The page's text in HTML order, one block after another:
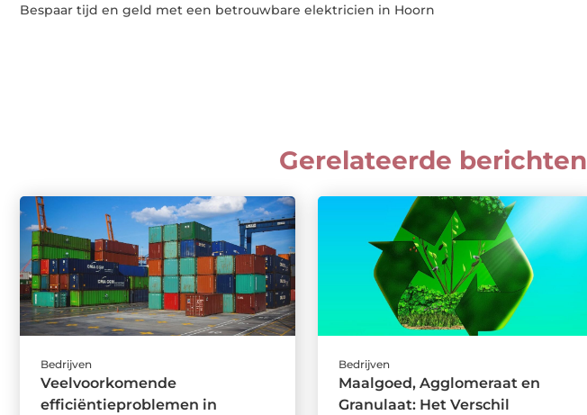
Bespaar tijd en geld met een betrouwbare elektricien in Hoorn
Gerelateerde berichten
Bedrijven
Veelvoorkomende
efficiëntieproblemen in
Bedrijven
Maalgoed, Agglomeraat en
Granulaat: Het Verschil